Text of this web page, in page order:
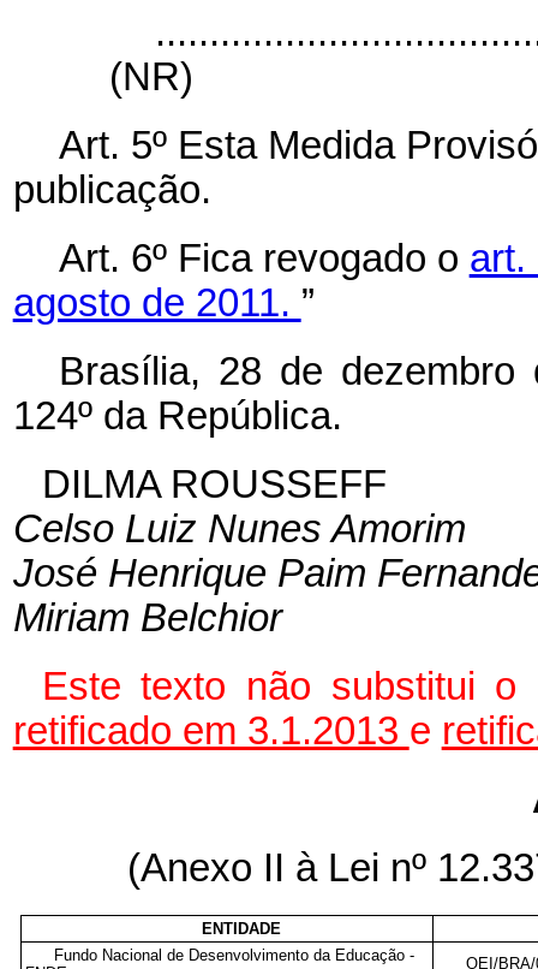
(NR)
Art. 5º Esta Medida
publicação.
Art. 6º Fica revogado o art.
agosto de 2011. ”
Brasília, 28 de dezembro
124º da República.
DILMA ROUSSEFF
Celso Luiz Nunes Amorim
José Henrique Paim
Miriam Belchior
Este texto não substitui o
retificado em 3.1.2013 e
(Anexo II à Lei nº
ENTIDADE
Fundo Nacional de Desenvolvimento da Educação -
OEI/